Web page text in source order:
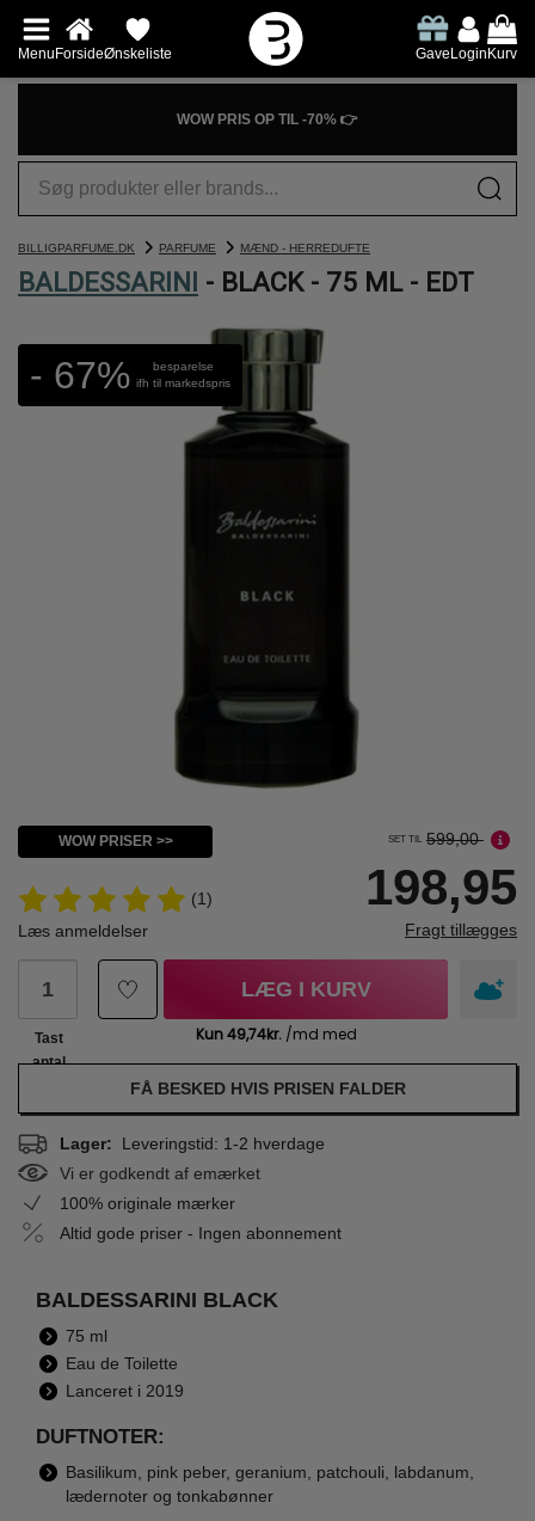
MenuForsideØnskeliste GaveLoginKurv
WOW PRIS OP TIL -70% 👉
BILLIGPARFUME.DK PARFUME MÆND - HERREDUFTE
BALDESSARINI - BLACK - 75 ML - EDT
- 67%
besparelse
ifh til markedspris
WOW PRISER >>
(1)
Læs anmeldelser
SET TIL 599,00
198,95
Fragt tillægges
Tast
antal
LÆG I KURV
FÅ BESKED HVIS PRISEN FALDER
Lager: Leveringstid: 1-2 hverdage
Vi er godkendt af emærket
100% originale mærker
Altid gode priser - Ingen abonnement
BALDESSARINI BLACK
75 ml
Eau de Toilette
Lanceret i 2019
DUFTNOTER:
Basilikum, pink peber, geranium, patchouli, labdanum,
lædernoter og tonkabønner